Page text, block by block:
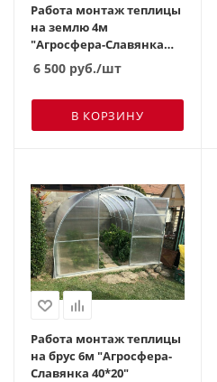
Работа монтаж теплицы
на землю 4м
"Агросфера-Славянка
30*20"
6 500 руб./шт
В КОРЗИНУ
Работа монтаж теплицы
на брус 6м "Агросфера-
Славянка 40*20"